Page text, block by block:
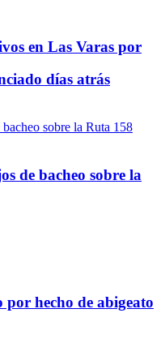
en Las Varas por
días atrás
de bacheo sobre la
hecho de abigeato